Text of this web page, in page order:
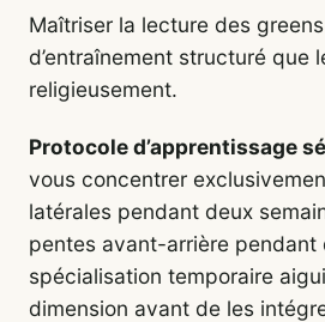
Maîtriser la lecture des
d’entraînement structuré que
religieusement.
Protocole d’apprentissage
vous concentrer
latérales pendant deux
pentes avant-arrière
spécialisation temporaire
dimension avant de les